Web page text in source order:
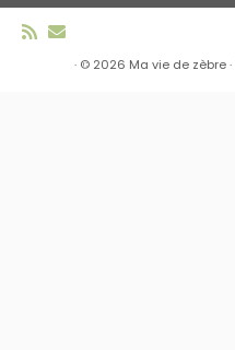
· © 2026 Ma vie de zèbre·